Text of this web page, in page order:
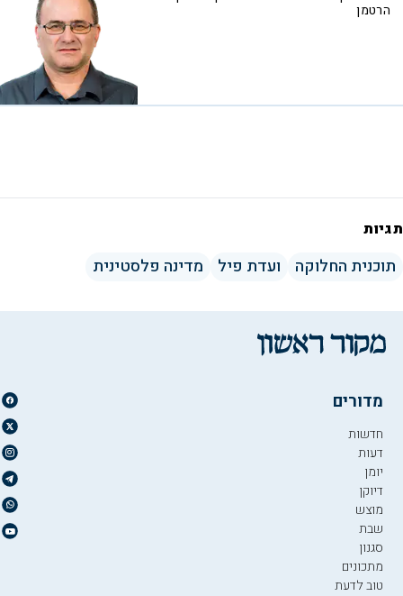
הרטמן
תגיות
תוכנית החלוקה ועדת פיל מדינה פלסטינית
מדורים
חדשות
דעות
יומן
דיוקן
מוצש
שבת
סגנון
מתכונים
טוב לדעת